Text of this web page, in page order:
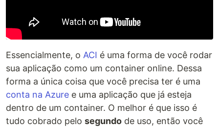
Essencialmente, o ACI é uma forma de você rodar
sua aplicação como um container online. Dessa
forma a única coisa que você precisa ter é uma
conta na Azure e uma aplicação que já esteja
dentro de um container. O melhor é que isso é
tudo cobrado pelo segundo de uso, então você